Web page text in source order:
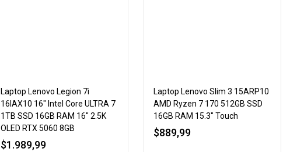
Laptop Lenovo Legion 7i
16IAX10 16″ Intel Core ULTRA 7
1TB SSD 16GB RAM 16″ 2.5K
OLED RTX 5060 8GB
$1.989,99
Laptop Lenovo Slim 3 15ARP10
AMD Ryzen 7 170 512GB SSD
16GB RAM 15.3″ Touch
$889,99